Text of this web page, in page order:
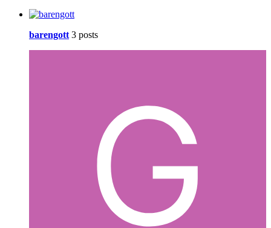
barengott 3 posts